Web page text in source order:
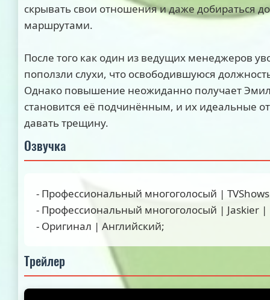
скрывать свои отношения и даже добираться
маршрутами.
После того как один из ведущих менеджеров
поползли слухи, что освободившуюся
Однако повышение неожиданно получает
становится её подчинённым, и их идеальные
давать трещину.
Озвучка
- Профессиональный многоголосый |
- Профессиональный многоголосый | Jaskier |
- Оригинал | Английский;
Трейлер